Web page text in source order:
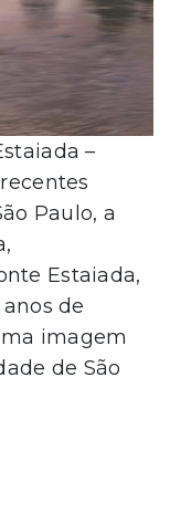
–
Paulo, a
Estaiada,
de
imagem
de São